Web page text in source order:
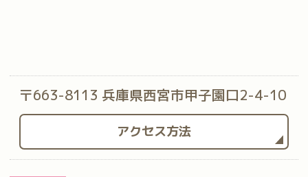
〒663-8113 兵庫県西宮市甲子園口2-4-10
アクセス方法